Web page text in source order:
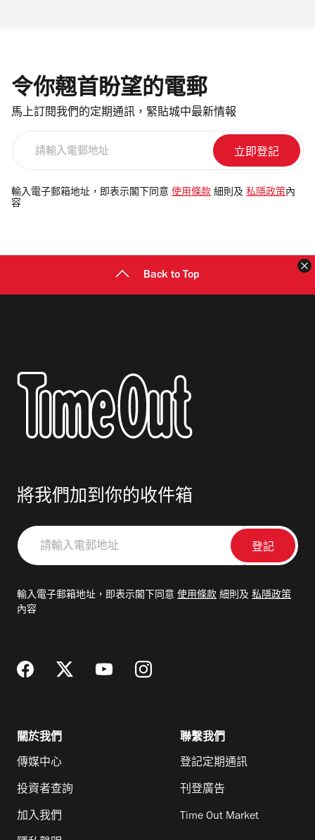
令你翹首盼望的電郵
馬上訂閱我們的定期通訊，緊貼城中最新情報
電
郵
輸入電子郵箱地址，即表示閣下同意 使用條款 細則及 私隱政策 內
容
Back to Top
將我們加到你的收件箱
請
輸
郵
輸入電子郵箱地址，即表示閣下同意 使用條款 細則及 私隱政策
內容
關於我們
傳媒中心
投資者查詢
加入我們
聯繫我們
登記定期通訊
刊登廣告
Time Out Market